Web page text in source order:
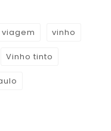
viagem vinho
Vinho tinto